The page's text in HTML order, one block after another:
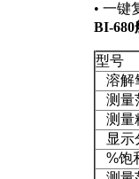
• 一键
BI-
型号
溶解
测量
测量
显示
%饱